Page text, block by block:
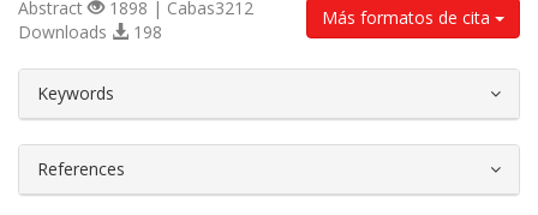
Más formatos de cita
Abstract
1898 | Cabas3212
Downloads
198
Keywords
References